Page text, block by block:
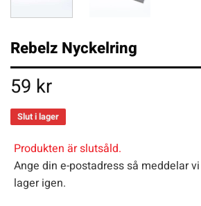
Rebelz Nyckelring
59 kr
Slut i lager
Produkten är slutsåld.
Ange din e-postadress så meddelar
lager igen.